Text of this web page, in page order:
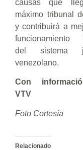
causas que
máximo tribunal
y contribuirá a
funcionamiento
del sistema
venezolano.
Con
VTV
Foto Cortesía
Relacionado